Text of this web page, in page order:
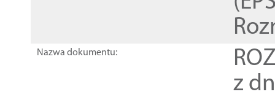
Nazwa dokumentu:
z